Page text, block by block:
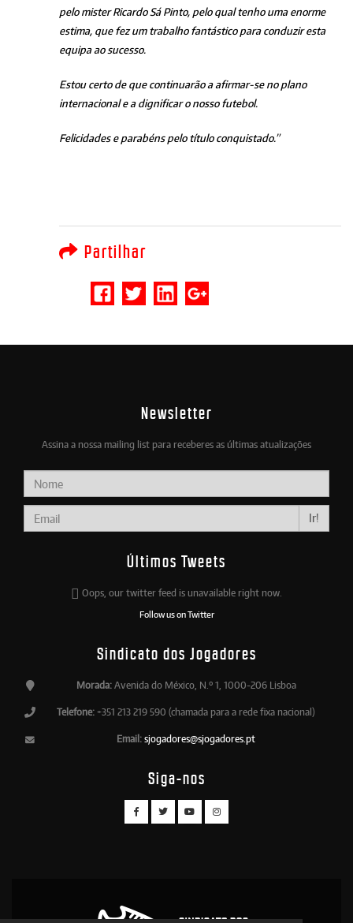
pelo mister Ricardo Sá Pinto, pelo qual tenho uma enorme
estima, que fez um trabalho fantástico para conduzir esta
equipa ao sucesso.
Estou certo de que continuarão a afirmar-se no plano
internacional e a dignificar o nosso futebol.
Felicidades e parabéns pelo título conquistado.”
Partilhar
Newsletter
Assina a nossa mailing list para receberes as últimas atualizações
Ir!
Últimos Tweets
Oops, our twitter feed is unavailable right now.
Follow us on Twitter
Sindicato dos Jogadores
Morada:Avenida do México, N.º 1, 1000-206 Lisboa
Telefone: +351 213 219 590 (chamada para a rede fixa nacional)
Email: sjogadores@sjogadores.pt
Siga-nos